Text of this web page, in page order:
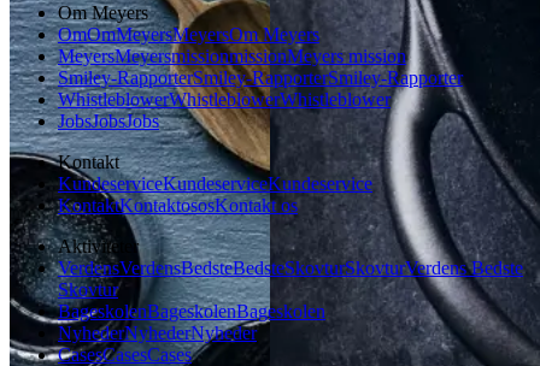
Om Meyers
OmOmMeyersMeyersOm Meyers
MeyersMeyersmissionmissionMeyers mission
Smiley-RapporterSmiley-RapporterSmiley-Rapporter
WhistleblowerWhistleblowerWhistleblower
JobsJobsJobs
Kontakt
KundeserviceKundeserviceKundeservice
KontaktKontaktososKontakt os
Aktiviteter
VerdensVerdensBedsteBedsteSkovturSkovturVerdens Bedste
Skovtur
BageskolenBageskolenBageskolen
NyhederNyhederNyheder
CasesCasesCases